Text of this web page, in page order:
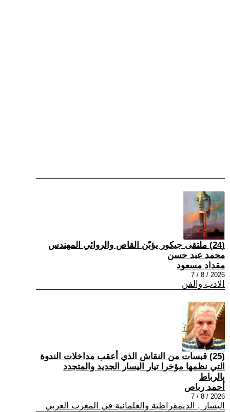
(24) ملتقى جيكور يؤبّن القاص والروائي المهندس
محمد عبد حسن
مقداد مسعود
2026 / 8 / 7
الادب والفن
(25) قبسات من النقاش الذي أعقب مداخلات الندوة
التي نظمها مؤخرا تيار اليسار الجديد والمتجدد
بالرباط
أحمد رباص
2026 / 8 / 7
اليسار , الديمقراطية والعلمانية في المغرب العربي